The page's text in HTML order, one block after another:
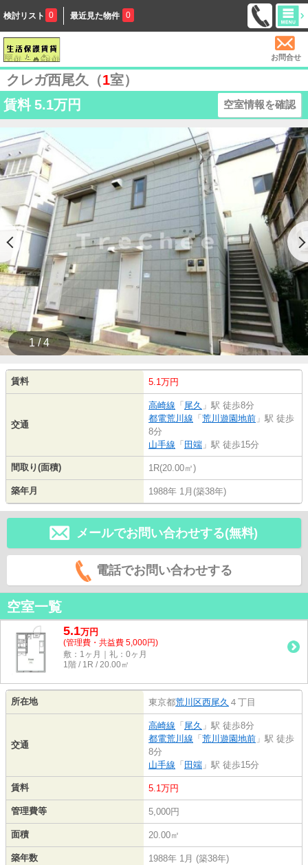
検討リスト 0 最近見た物件 0
お問合せ
クレガ西尾久（1室）
賃料 5.1万円 空室情報を確認
1 / 4
賃料 5.1万円
交通
高崎線 「 尾久 」駅 徒歩8分
都電荒川線 「 荒川遊園地前 」駅 徒歩
8分
山手線 「 田端 」駅 徒歩15分
間取り(面積) 1R(20.00㎡)
築年月 1988年 1月(築38年)
メールでお問い合わせする(無料)
電話でお問い合わせする
空室一覧
5.1万円
(管理費・共益費 5,000円)
敷：1ヶ月｜礼：0ヶ月
1階 / 1R / 20.00㎡
所在地 東京都荒川区西尾久 ４丁目
交通
高崎線 「 尾久 」駅 徒歩8分
都電荒川線 「 荒川遊園地前 」駅 徒歩
8分
山手線 「 田端 」駅 徒歩15分
賃料 5.1万円
管理費等 5,000円
面積 20.00㎡
築年数 1988年 1月 (築38年)